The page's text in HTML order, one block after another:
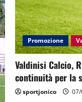
Promozione
Valdinisi Calcio,
continuità per la
sportjonico